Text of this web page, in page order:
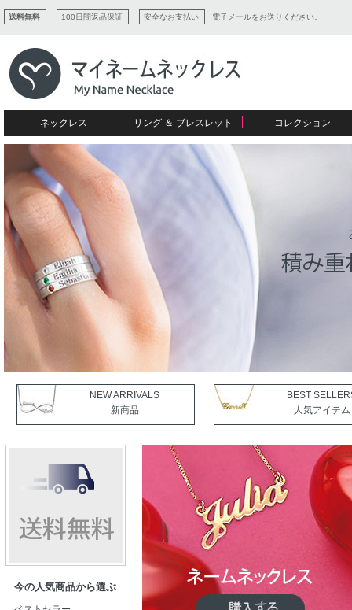
送料無料 100日間返品保証 安全なお支払い 電子メールをお送りください。
ネックレス
すべてコレクションを見る
ネームネックレス
キャリーネームネックレス
プチネームネックレス
写真入りネックレス
リング ＆ ブレスレット
リング
ブレスレット
愛のブレスレット
コレクション
愛を表すコレクション
刻印ジュエリー
イニシャルジュエリー
インフィニティ コレクション
誕生石コレクション
バーネックレスコレクション
ディスクとサークルのコレクション
ネームプレビュー
マザーズ
カップル
メンズ
彼女への贈り物
ギフトコレクション
花嫁
NEW ARRIVALS
新商品
BEST
人気アイテム
今の人気商品から選ぶ